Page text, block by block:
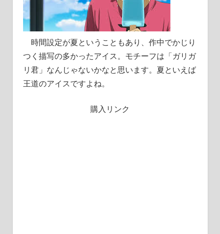
時間設定が夏ということもあり、作中でかじり
つく描写の多かったアイス。モチーフは「ガリガ
リ君」なんじゃないかなと思います。夏といえば
王道のアイスですよね。
購入リンク